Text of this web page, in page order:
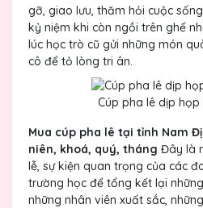
gỡ, giao lưu, thăm hỏi cuộc
kỷ niệm khi còn ngồi trên ghế
lúc học trò cũ gửi những món
cô để tỏ lòng tri ân.
Cúp pha lê dịp họp
Mua cúp pha lê tại tỉnh Nam
niên, khoá, quý, tháng Đây là
lễ, sự kiện quan trọng của các
trường học để tổng kết lại
những nhân viên xuất sắc,